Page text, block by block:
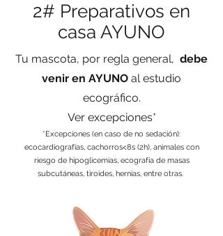
2# Preparativos en
casa AYUNO
Tu mascota, por regla general, debe
venir en AYUNO al estudio
ecográfico.
Ver excepciones*
*Excepciones (en caso de no sedación):
ecocardiografías, cachorros<8s (2h), animales con
riesgo de hipoglicemias, ecografía de masas
subcutáneas, tiroides, hernias, entre otras.